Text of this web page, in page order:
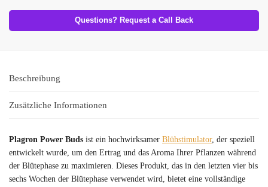
Questions? Request a Call Back
Beschreibung
Zusätzliche Informationen
Plagron Power Buds ist ein hochwirksamer Blühstimulator, der speziell
entwickelt wurde, um den Ertrag und das Aroma Ihrer Pflanzen während
der Blütephase zu maximieren. Dieses Produkt, das in den letzten vier bis
sechs Wochen der Blütephase verwendet wird, bietet eine vollständige